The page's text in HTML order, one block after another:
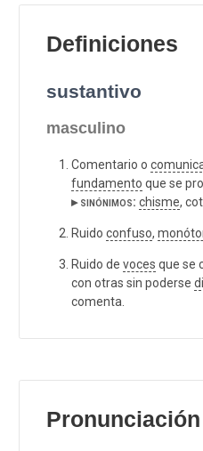
Definiciones
sustantivo
masculino
Comentario o
fundamento que se
▸ sinónimos: chisme,
Ruido confuso,
Ruido de voces que se
con otras sin poderse
comenta.
Pronunciación